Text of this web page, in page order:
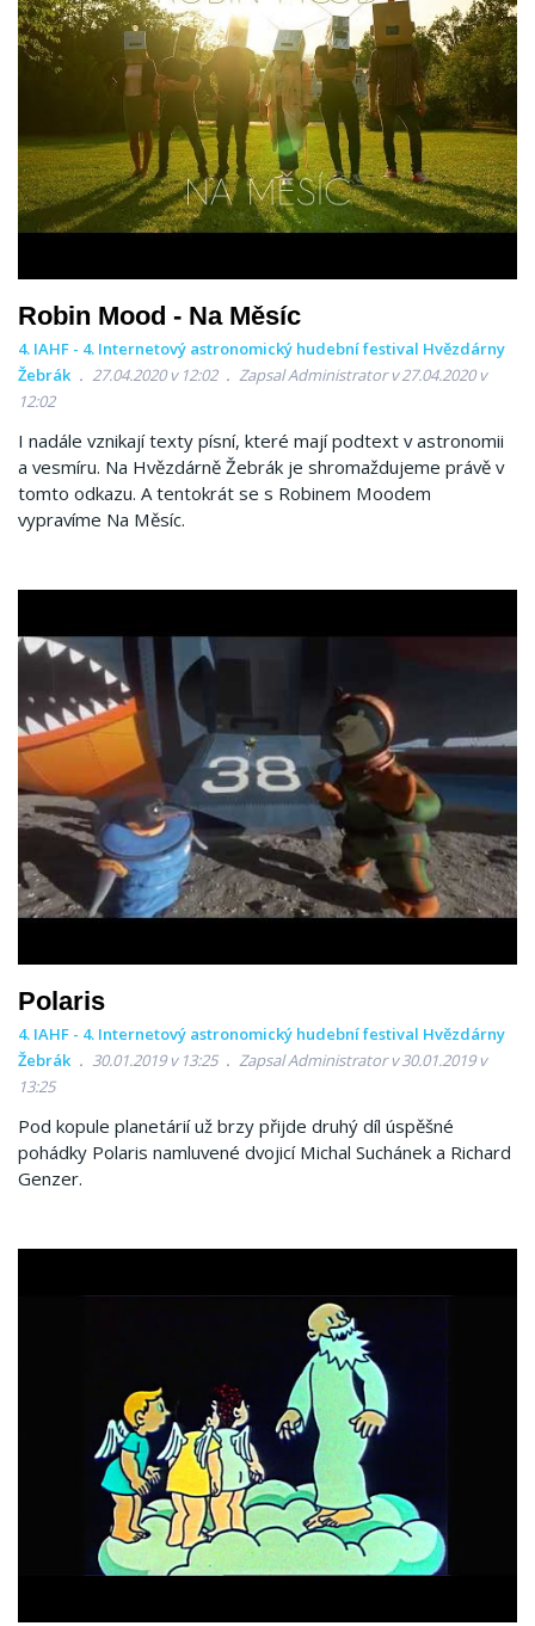
Robin Mood - Na Měsíc
4. IAHF - 4. Internetový astronomický hudební festival Hvězdárny
Žebrák
27.04.2020 v 12:02
Zapsal Administrator v 27.04.2020 v
12:02
I nadále vznikají texty písní, které mají podtext v astronomii
a vesmíru. Na Hvězdárně Žebrák je shromaždujeme právě v
tomto odkazu. A tentokrát se s Robinem Moodem
vypravíme Na Měsíc.
Polaris
4. IAHF - 4. Internetový astronomický hudební festival Hvězdárny
Žebrák
30.01.2019 v 13:25
Zapsal Administrator v 30.01.2019 v
13:25
Pod kopule planetárií už brzy přijde druhý díl úspěšné
pohádky Polaris namluvené dvojicí Michal Suchánek a Richard
Genzer.